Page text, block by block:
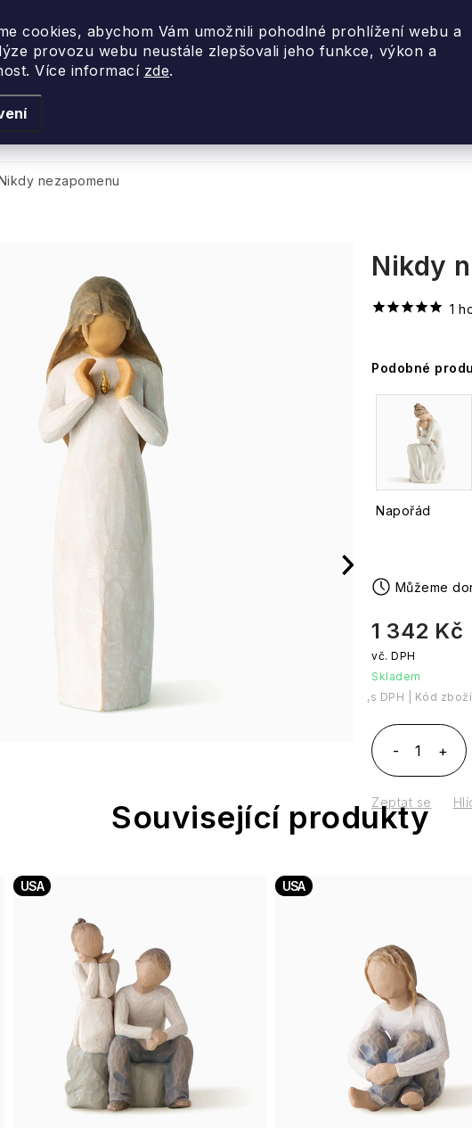
cookies, abychom Vám umožnili pohodlné prohlížení webu a
provozu webu neustále zlepšovali jeho funkce, výkon a
Více informací zde.
nezapomenu
Nikdy
1
Podobné
Napořád
1 342 Kč
Skladem
Měrná cena:
Kód
Zeptat se
Související produkty
USA USA